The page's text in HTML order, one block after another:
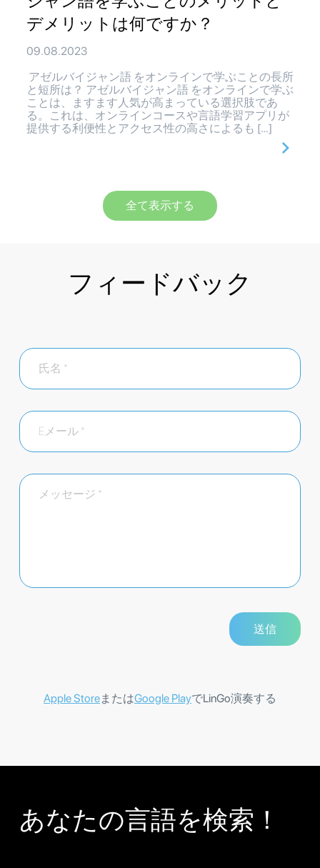
デメリットは何ですか？
09.08.2023
アゼルバイジャン語 をオンラインで学ぶことの長所
と短所は？ アゼルバイジャン語 をオンラインで学ぶ
ことは、ますます人気が高まっている選択肢であ
る。これは、オンラインコースや言語学習アプリが
提供する利便性とアクセス性の高さによるも […]
全て表示する
フィードバック
Apple StoreまたはGoogle PlayでLinGo演奏する
あなたの言語を検索！